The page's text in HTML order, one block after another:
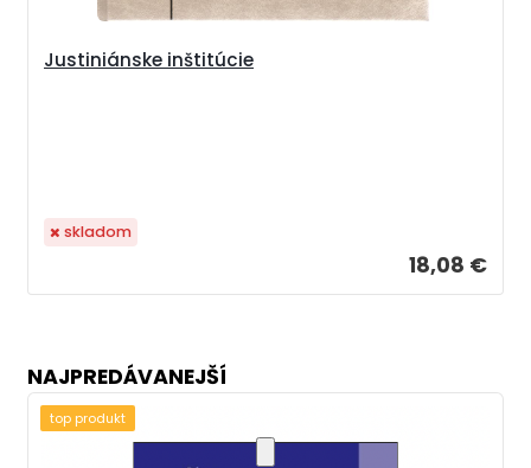
Justiniánske inštitúcie
18,08 €
skladom
NAJPREDÁVANEJŠÍ
top produkt